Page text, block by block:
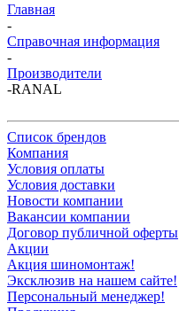
Главная
-
Справочная информация
-
Производители
-RANAL
Список брендов
Компания
Условия оплаты
Условия доставки
Новости компании
Вакансии компании
Договор публичной оферты
Акции
Акция шиномонтаж!
Эксклюзив на нашем сайте!
Персональный менеджер!